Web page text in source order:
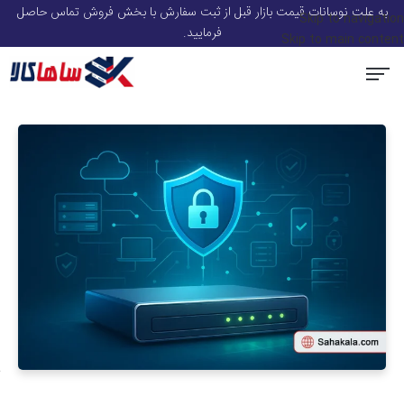
Skip to navigation
Skip to main content
به علت نوسانات قیمت بازار قبل از ثبت سفارش با بخش فروش تماس حاصل
فرمایید.